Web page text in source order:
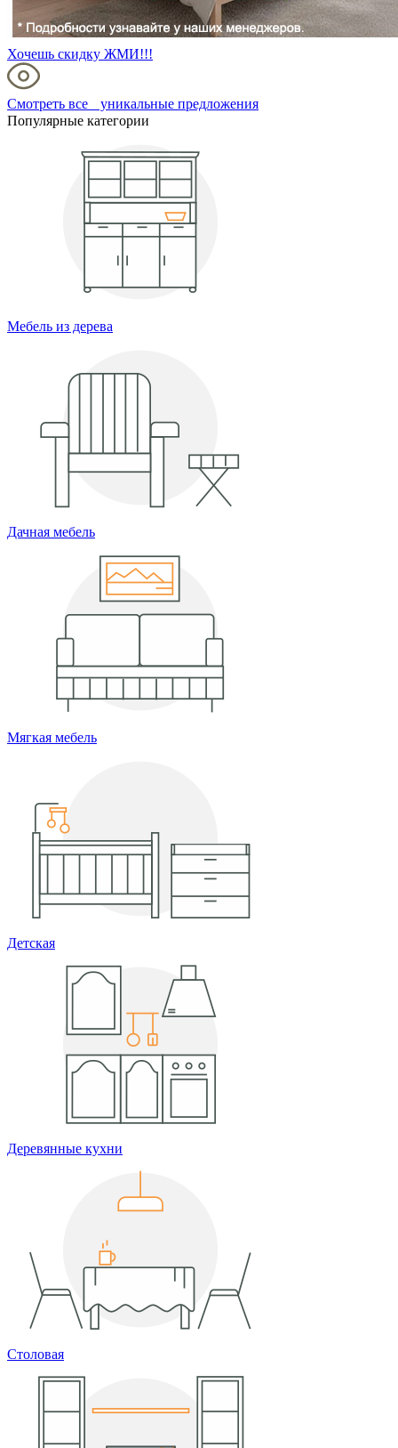
Хочешь скидку ЖМИ!!!
Смотреть все уникальные предложения
Популярные категории
Мебель из дерева
Дачная мебель
Мягкая мебель
Детская
Деревянные кухни
Столовая